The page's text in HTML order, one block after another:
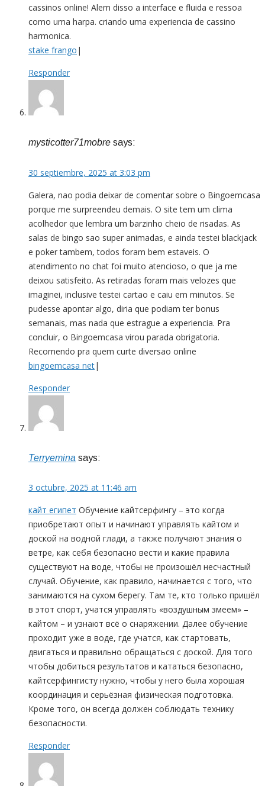
cassinos online! Alem disso a interface e fluida e ressoa
como uma harpa. criando uma experiencia de cassino
harmonica.
stake frango |
Responder
mysticotter71mobre says:
30 septiembre, 2025 at 3:03 pm
Galera, nao podia deixar de comentar sobre o Bingoemcasa
porque me surpreendeu demais. O site tem um clima
acolhedor que lembra um barzinho cheio de risadas. As
salas de bingo sao super animadas, e ainda testei blackjack
e poker tambem, todos foram bem estaveis. O
atendimento no chat foi muito atencioso, o que ja me
deixou satisfeito. As retiradas foram mais velozes que
imaginei, inclusive testei cartao e caiu em minutos. Se
pudesse apontar algo, diria que podiam ter bonus
semanais, mas nada que estrague a experiencia. Pra
concluir, o Bingoemcasa virou parada obrigatoria.
Recomendo pra quem curte diversao online
bingoemcasa net|
Responder
Terryemina says:
3 octubre, 2025 at 11:46 am
кайт египет Обучение кайтсерфингу – это когда
приобретают опыт и начинают управлять кайтом и
доской на водной глади, а также получают знания о
ветре, как себя безопасно вести и какие правила
существуют на воде, чтобы не произошёл несчастный
случай. Обучение, как правило, начинается с того, что
занимаются на сухом берегу. Там те, кто только пришёл
в этот спорт, учатся управлять «воздушным змеем» –
кайтом – и узнают всё о снаряжении. Далее обучение
проходит уже в воде, где учатся, как стартовать,
двигаться и правильно обращаться с доской. Для того
чтобы добиться результатов и кататься безопасно,
кайтсерфингисту нужно, чтобы у него была хорошая
координация и серьёзная физическая подготовка.
Кроме того, он всегда должен соблюдать технику
безопасности.
Responder